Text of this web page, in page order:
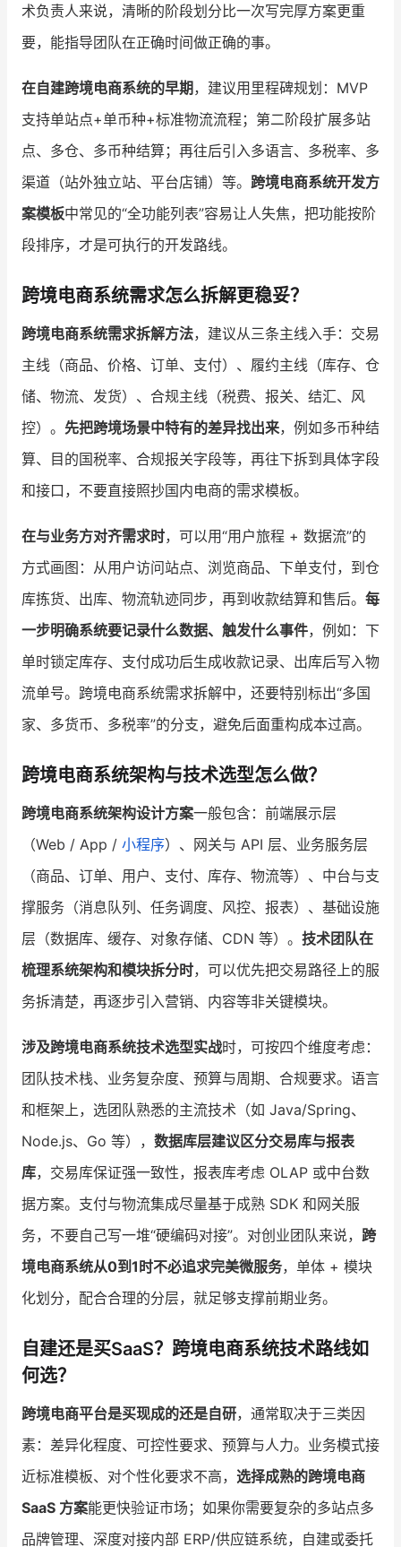
术负责人来说，清晰的阶段划分比一次写完厚方案更重
要，能指导团队在正确时间做正确的事。
在自建跨境电商系统的早期，建议用里程碑规划：MVP
支持单站点+单币种+标准物流流程；第二阶段扩展多站
点、多仓、多币种结算；再往后引入多语言、多税率、多
渠道（站外独立站、平台店铺）等。 跨境电商系统开发方
案模板中常见的“全功能列表”容易让人失焦，把功能按阶
段排序，才是可执行的开发路线。
跨境电商系统需求怎么拆解更稳妥？
跨境电商系统需求拆解方法，建议从三条主线入手：交易
主线（商品、价格、订单、支付）、履约主线（库存、仓
储、物流、发货）、合规主线（税费、报关、结汇、风
控）。 先把跨境场景中特有的差异找出来，例如多币种结
算、目的国税率、合规报关字段等，再往下拆到具体字段
和接口，不要直接照抄国内电商的需求模板。
在与业务方对齐需求时，可以用“用户旅程 + 数据流”的
方式画图：从用户访问站点、浏览商品、下单支付，到仓
库拣货、出库、物流轨迹同步，再到收款结算和售后。 每
一步明确系统要记录什么数据、触发什么事件，例如：下
单时锁定库存、支付成功后生成收款记录、出库后写入物
流单号。跨境电商系统需求拆解中，还要特别标出“多国
家、多货币、多税率”的分支，避免后面重构成本过高。
跨境电商系统架构与技术选型怎么做？
跨境电商系统架构设计方案一般包含：前端展示层
（Web / App / 小程序）、网关与 API 层、业务服务层
（商品、订单、用户、支付、库存、物流等）、中台与支
撑服务（消息队列、任务调度、风控、报表）、基础设施
层（数据库、缓存、对象存储、CDN 等）。 技术团队在
梳理系统架构和模块拆分时，可以优先把交易路径上的服
务拆清楚，再逐步引入营销、内容等非关键模块。
涉及跨境电商系统技术选型实战时，可按四个维度考虑：
团队技术栈、业务复杂度、预算与周期、合规要求。语言
和框架上，选团队熟悉的主流技术（如 Java/Spring、
Node.js、Go 等）， 数据库层建议区分交易库与报表
库，交易库保证强一致性，报表库考虑 OLAP 或中台数
据方案。支付与物流集成尽量基于成熟 SDK 和网关服
务，不要自己写一堆“硬编码对接”。对创业团队来说， 跨
境电商系统从0到1时不必追求完美微服务，单体 + 模块
化划分，配合合理的分层，就足够支撑前期业务。
自建还是买SaaS？跨境电商系统技术路线如
何选？
跨境电商平台是买现成的还是自研，通常取决于三类因
素：差异化程度、可控性要求、预算与人力。业务模式接
近标准模板、对个性化要求不高， 选择成熟的跨境电商
SaaS 方案能更快验证市场；如果你需要复杂的多站点多
品牌管理、深度对接内部 ERP/供应链系统，自建或委托